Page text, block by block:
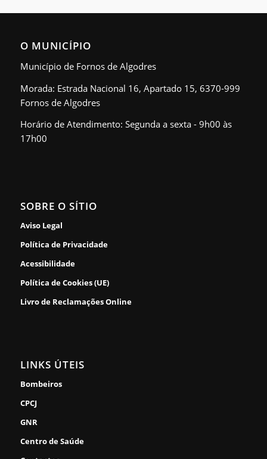
O MUNICÍPIO
Município de Fornos de Algodres
Morada: Estrada Nacional 16, Apartado 15, 6370-999
Fornos de Algodres
Horário de Atendimento: Segunda a sexta - 9h00 às
17h00
SOBRE O SÍTIO
Aviso Legal
Política de Privacidade
Acessibilidade
Política de Cookies (UE)
Livro de Reclamações Online
LINKS ÚTEIS
Bombeiros
CPCJ
GNR
Centro de Saúde